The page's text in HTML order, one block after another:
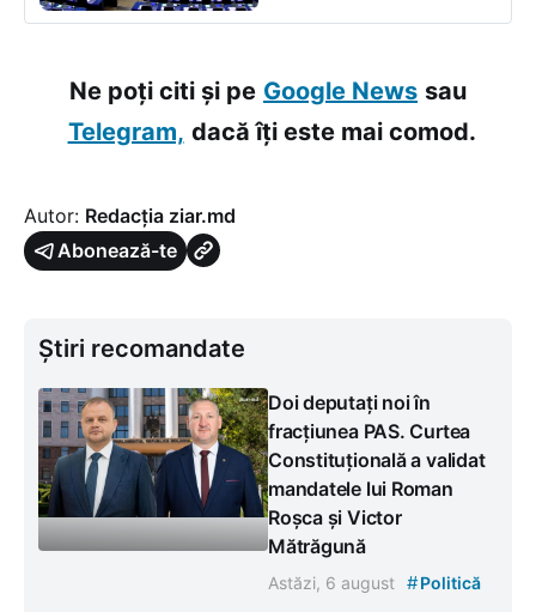
Ne poți citi și pe Google News sau
Telegram, dacă îți este mai comod.
Autor: Redacția ziar.md
Abonează-te
Știri recomandate
Doi deputați noi în
fracțiunea PAS. Curtea
Constituțională a validat
mandatele lui Roman
Roșca și Victor
Mătrăgună
Astăzi, 6 august #Politică